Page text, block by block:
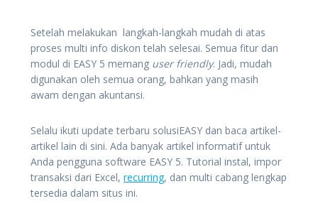
Setelah melakukan langkah-langkah mudah di atas
proses multi info diskon telah selesai. Semua fitur dan
modul di EASY 5 memang user friendly. Jadi, mudah
digunakan oleh semua orang, bahkan yang masih
awam dengan akuntansi.
Selalu ikuti update terbaru solusiEASY dan baca artikel-
artikel lain di sini. Ada banyak artikel informatif untuk
Anda pengguna software EASY 5. Tutorial instal, impor
transaksi dari Excel, recurring, dan multi cabang lengkap
tersedia dalam situs ini.